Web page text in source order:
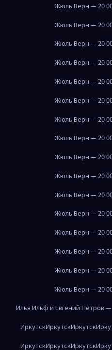
Жюль Верн — 20
Жюль Верн — 20
Жюль Верн — 20
Жюль Верн — 20
Жюль Верн — 20
Жюль Верн — 20
Жюль Верн — 20
Жюль Верн — 20
Жюль Верн — 20
Жюль Верн — 20
Жюль Верн — 20
Жюль Верн — 20
Жюль Верн — 20
Жюль Верн — 20
Жюль Верн — 20
Жюль Верн — 20
Илья Ильф и Евгений Петров
ИркутскИркутскИркутск
ИркутскИркутскИркутск